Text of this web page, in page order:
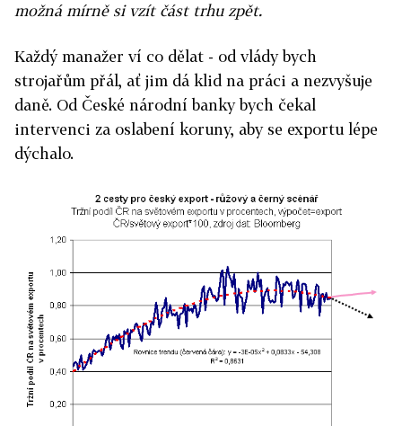
možná mírně si vzít část trhu zpět.
Každý manažer ví co dělat - od vlády bych
strojařům přál, ať jim dá klid na práci a nezvyšuje
daně. Od České národní banky bych čekal
intervenci za oslabení koruny, aby se exportu lépe
dýchalo.